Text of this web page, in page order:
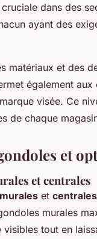
dans des
ayant des
matériaux et des
également
visée. Ce
de chaque
et
et centrales
et centrales
murales
tout en